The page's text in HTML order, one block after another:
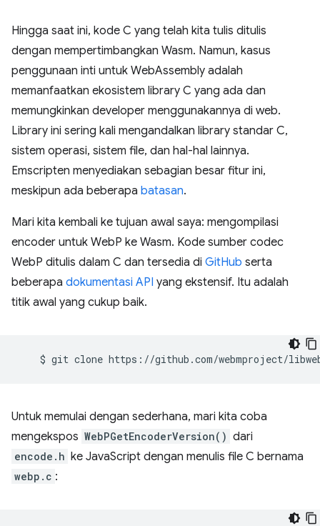
Hingga saat ini, kode C yang telah kita tulis ditulis
dengan mempertimbangkan Wasm. Namun, kasus
penggunaan inti untuk WebAssembly adalah
memanfaatkan ekosistem library C yang ada dan
memungkinkan developer menggunakannya di web.
Library ini sering kali mengandalkan library standar C,
sistem operasi, sistem file, dan hal-hal lainnya.
Emscripten menyediakan sebagian besar fitur ini,
meskipun ada beberapa batasan.
Mari kita kembali ke tujuan awal saya: mengompilasi
encoder untuk WebP ke Wasm. Kode sumber codec
WebP ditulis dalam C dan tersedia di GitHub serta
beberapa dokumentasi API yang ekstensif. Itu adalah
titik awal yang cukup baik.
$ git clone
Untuk memulai dengan sederhana, mari kita coba
mengekspos WebPGetEncoderVersion() dari
encode.h ke JavaScript dengan menulis file C bernama
webp.c :